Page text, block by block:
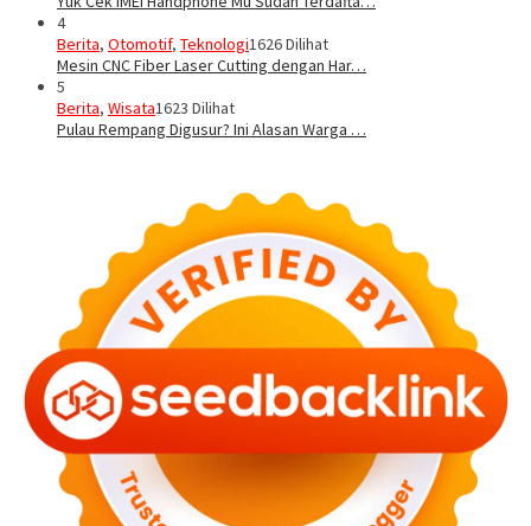
4
Berita, Otomotif, Teknologi1626 Dilihat
Mesin CNC Fiber Laser Cutting dengan Har…
5
Berita, Wisata1623 Dilihat
Pulau Rempang Digusur? Ini Alasan Warga …